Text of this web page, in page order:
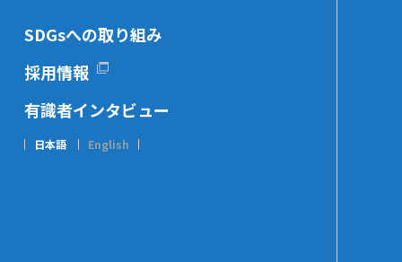
SDGsへの取り組み
採用情報
有識者インタビュー
日本語 English